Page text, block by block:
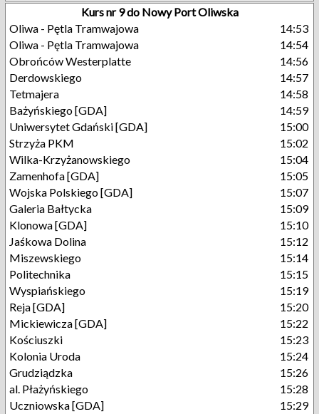
Kurs nr 9 do Nowy Port Oliwska
Oliwa - Pętla Tramwajowa
14:53
Oliwa - Pętla Tramwajowa
14:54
Obrońców Westerplatte
14:56
Derdowskiego
14:57
Tetmajera
14:58
Bażyńskiego [GDA]
14:59
Uniwersytet Gdański [GDA]
15:00
Strzyża PKM
15:02
Wilka-Krzyżanowskiego
15:04
Zamenhofa [GDA]
15:05
Wojska Polskiego [GDA]
15:07
Galeria Bałtycka
15:09
Klonowa [GDA]
15:10
Jaśkowa Dolina
15:12
Miszewskiego
15:14
Politechnika
15:15
Wyspiańskiego
15:19
Reja [GDA]
15:20
Mickiewicza [GDA]
15:22
Kościuszki
15:23
Kolonia Uroda
15:24
Grudziądzka
15:26
al. Płażyńskiego
15:28
Uczniowska [GDA]
15:29